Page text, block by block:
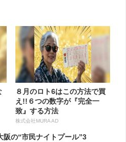
８月のロト6はこの方法で買
え!!６つの数字が『完全一
致』する方法
株式会社MURA AD
阪の“市民ナイトプール”3